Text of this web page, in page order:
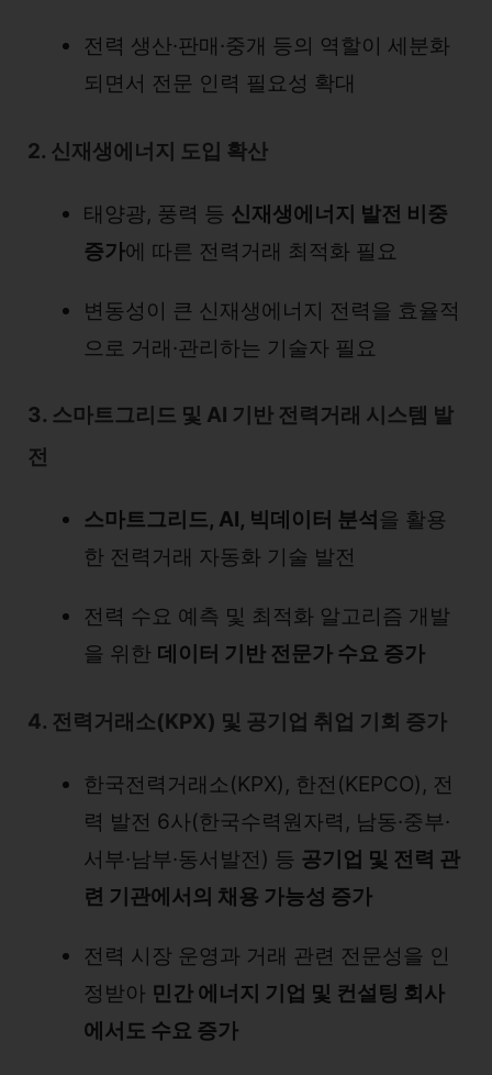
전력 생산·판매·중개 등의 역할이 세분화
되면서 전문 인력 필요성 확대
2. 신재생에너지 도입 확산
태양광, 풍력 등 신재생에너지 발전 비중
증가에 따른 전력거래 최적화 필요
변동성이 큰 신재생에너지 전력을 효율적
으로 거래·관리하는 기술자 필요
3. 스마트그리드 및 AI 기반 전력거래 시스템 발
전
스마트그리드, AI, 빅데이터 분석 을 활용
한 전력거래 자동화 기술 발전
전력 수요 예측 및 최적화 알고리즘 개발
을 위한 데이터 기반 전문가 수요 증가
4. 전력거래소(KPX) 및 공기업 취업 기회 증가
한국전력거래소(KPX), 한전(KEPCO), 전
력 발전 6사(한국수력원자력, 남동·중부·
서부·남부·동서발전) 등 공기업 및 전력 관
련 기관에서의 채용 가능성 증가
전력 시장 운영과 거래 관련 전문성을 인
정받아 민간 에너지 기업 및 컨설팅 회사
에서도 수요 증가